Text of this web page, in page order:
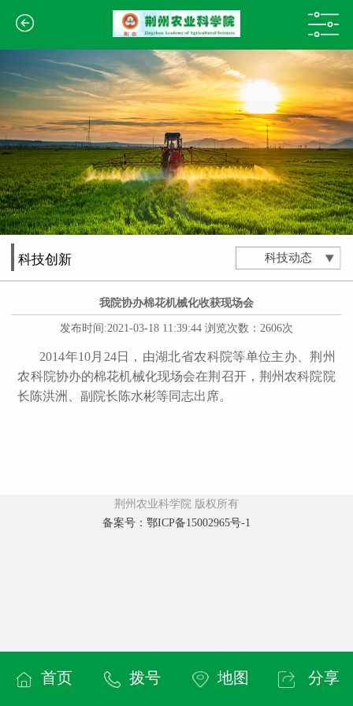
科技动态
科技创新
我院协办棉花机械化收获现场会
发布时间:2021-03-18 11:39:44 浏览次数：2606次
2014年10月24日，由湖北省农科院等单位主办、荆州
农科院协办的棉花机械化现场会在荆召开，荆州农科院院
长陈洪洲、副院长陈水彬等同志出席。
荆州农业科学院 版权所有
备案号：鄂ICP备15002965号-1
首页 拨号 地图 分享